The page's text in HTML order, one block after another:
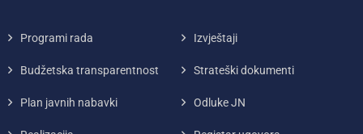
Programi rada Izvještaji
Budžetska transparentnost Strateški dokumenti
Plan javnih nabavki Odluke JN